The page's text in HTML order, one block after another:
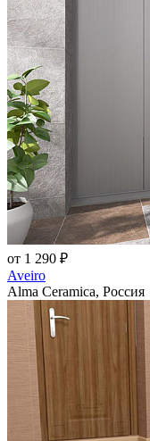
от 1 290 ₽
Aveiro
Alma Ceramica, Россия